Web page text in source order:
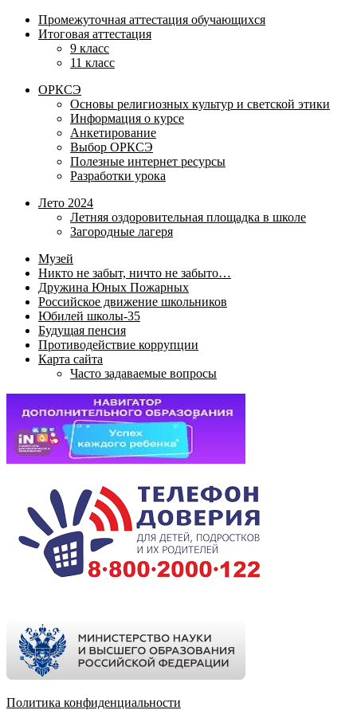
Промежуточная аттестация обучающихся
Итоговая аттестация
9 класс
11 класс
ОРКСЭ
Основы религиозных культур и светской этики
Информация о курсе
Анкетирование
Выбор ОРКСЭ
Полезные интернет ресурсы
Разработки урока
Лето 2024
Летняя оздоровительная площадка в школе
Загородные лагеря
Музей
Никто не забыт, ничто не забыто…
Дружина Юных Пожарных
Российское движение школьников
Юбилей школы-35
Будущая пенсия
Противодействие коррупции
Карта сайта
Часто задаваемые вопросы
Политика конфиденциальности